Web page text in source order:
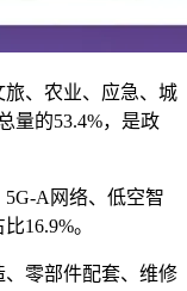
、农业、应急、城
量的53.4%，是政
A网络、低空智
16.9%。
零部件配套、维修